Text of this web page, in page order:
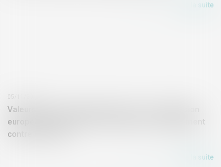
Lire la suite
Valeurs limites de dioxyde d'azote : la Commission
européenne engage une procédure de manquement
contre la France
05/11/2019
Lire la suite